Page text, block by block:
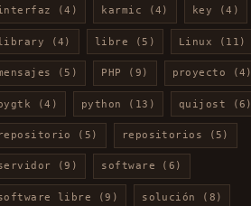
(4) karmic (4) key (4)
(4) libre (5) Linux (11)
(5) PHP (9) proyecto (4)
(4) python (13) quijost (6)
(5) repositorios (5)
(9) software (6)
libre (9) solución (8)